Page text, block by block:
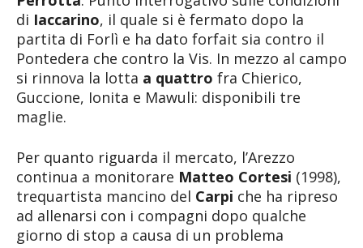
di Iaccarino, il quale si è fermato dopo la
partita di Forlì e ha dato forfait sia contro il
Pontedera che contro la Vis. In mezzo al campo
si rinnova la lotta a quattro fra Chierico,
Guccione, Ionita e Mawuli: disponibili tre
maglie.
Per quanto riguarda il mercato, l’Arezzo
continua a monitorare Matteo Cortesi (1998),
trequartista mancino del Carpi che ha ripreso
ad allenarsi con i compagni dopo qualche
giorno di stop a causa di un problema